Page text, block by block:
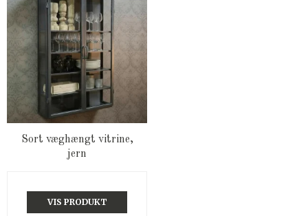
Sort væghængt vitrine,
jern
VIS PRODUKT